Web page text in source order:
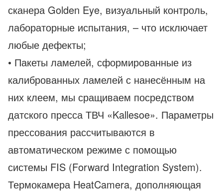
сканера Golden Eye, визуальный контроль,
лабораторные испытания, – что исключает
любые дефекты;
• Пакеты ламелей, сформированные из
калиброванных ламелей с нанесённым на
них клеем, мы сращиваем посредством
датского пресса ТВЧ «Kallesoe». Параметры
прессования рассчитываются в
автоматическом режиме с помощью
системы FIS (Forward Integration System).
Термокамера HeatCamera, дополняющая